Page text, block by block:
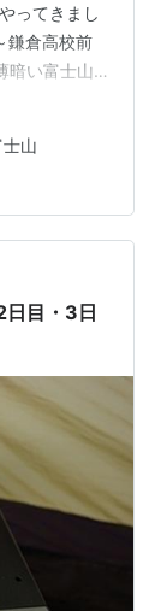
ってきまし
鎌倉高校前
暗い富士山
在感は大き
がゆっく
いきま
鎌倉行 300
20…
士山
目・3日